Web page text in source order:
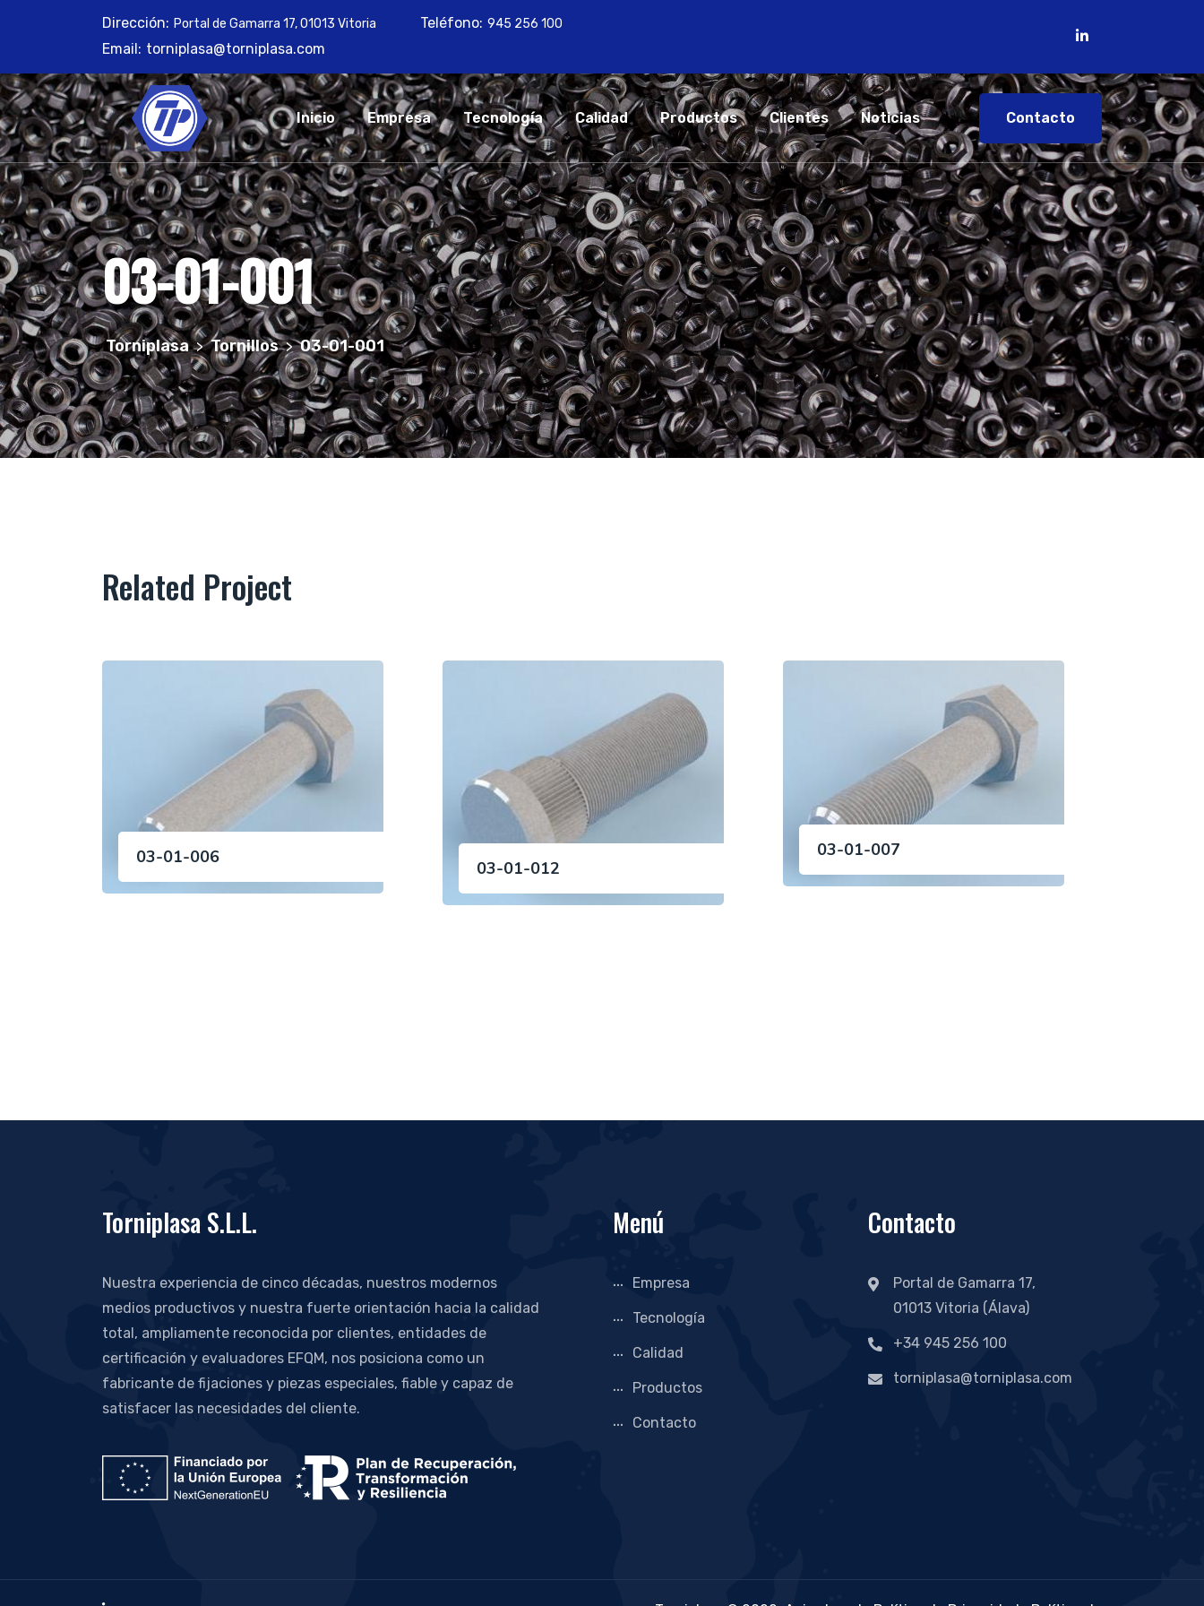
Dirección: Portal de Gamarra 17, 01013 Vitoria Teléfono: 945 256 100
Email: torniplasa@torniplasa.com
Inicio Empresa Tecnología Calidad Productos Clientes Noticias Contacto
03-01-001
Torniplasa > Tornillos > 03-01-001
Related Project
03-01-006
03-01-012
03-01-007
Torniplasa S.L.L.
Nuestra experiencia de cinco décadas, nuestros modernos
medios productivos y nuestra fuerte orientación hacia la calidad
total, ampliamente reconocida por clientes, entidades de
certificación y evaluadores EFQM, nos posiciona como un
fabricante de fijaciones y piezas especiales, fiable y capaz de
satisfacer las necesidades del cliente.
Menú
Empresa
Tecnología
Calidad
Productos
Contacto
Contacto
Portal de Gamarra 17,
01013 Vitoria (Álava)
+34 945 256 100
torniplasa@torniplasa.com